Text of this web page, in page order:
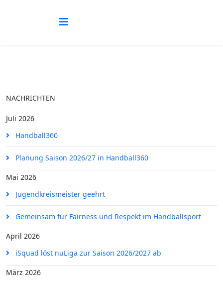
NACHRICHTEN
Juli 2026
Handball360
Planung Saison 2026/27 in Handball360
Mai 2026
Jugendkreismeister geehrt
Gemeinsam für Fairness und Respekt im Handballsport
April 2026
iSquad löst nuLiga zur Saison 2026/2027 ab
März 2026